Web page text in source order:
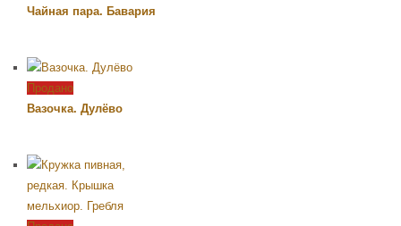
Чайная пара. Бавария
Продано
Вазочка. Дулёво